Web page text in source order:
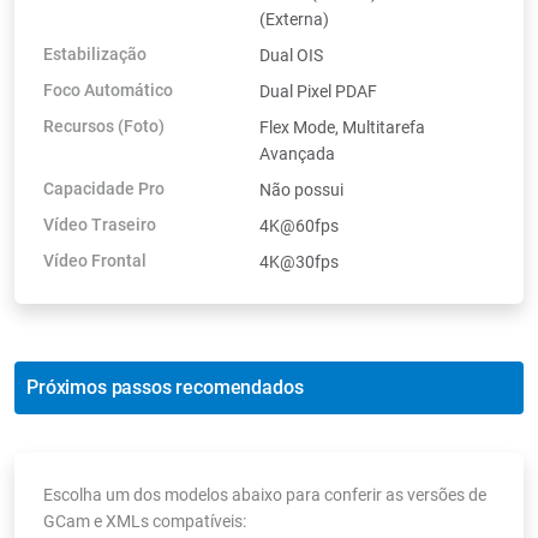
(Externa)
Estabilização
Dual OIS
Foco Automático
Dual Pixel PDAF
Recursos (Foto)
Flex Mode, Multitarefa
Avançada
Capacidade Pro
Não possui
Vídeo Traseiro
4K@60fps
Vídeo Frontal
4K@30fps
Próximos passos recomendados
Escolha um dos modelos abaixo para conferir as versões de
GCam e XMLs compatíveis: